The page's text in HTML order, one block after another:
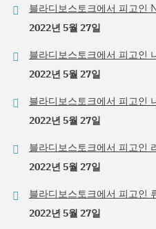
블라디보스토크에서 피고
2022년 5월 27일
블라디보스토크에서 피고인
2022년 5월 27일
블라디보스토크에서 피고인
2022년 5월 27일
블라디보스토크에서 피고인
2022년 5월 27일
블라디보스토크에서 피고인
2022년 5월 27일